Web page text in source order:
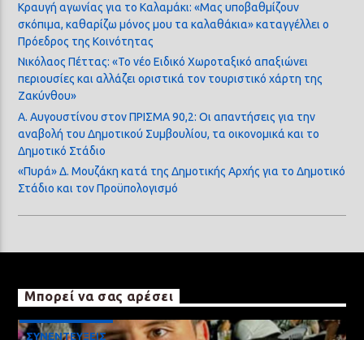
Κραυγή αγωνίας για το Καλαμάκι: «Μας υποβαθμίζουν
σκόπιμα, καθαρίζω μόνος μου τα καλαθάκια» καταγγέλλει ο
Πρόεδρος της Κοινότητας
Νικόλαος Πέττας: «Το νέο Ειδικό Χωροταξικό απαξιώνει
περιουσίες και αλλάζει οριστικά τον τουριστικό χάρτη της
Ζακύνθου»
Α. Αυγουστίνου στον ΠΡΙΣΜΑ 90,2: Οι απαντήσεις για την
αναβολή του Δημοτικού Συμβουλίου, τα οικονομικά και το
Δημοτικό Στάδιο
«Πυρά» Δ. Μουζάκη κατά της Δημοτικής Αρχής για το Δημοτικό
Στάδιο και τον Προϋπολογισμό
Μπορεί να σας αρέσει
ΣΥΝΕΝΤΕΥΞΕΙΣ